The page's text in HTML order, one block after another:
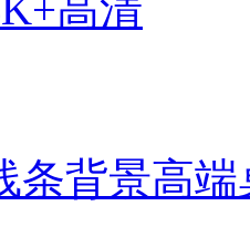
条背景高